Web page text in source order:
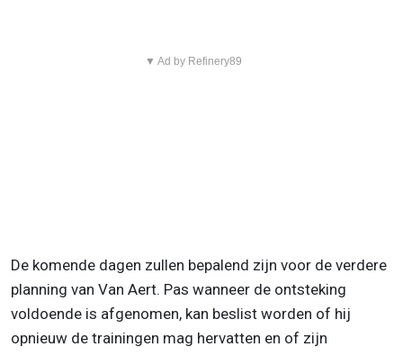
▼ Ad by Refinery89
De komende dagen zullen bepalend zijn voor de verdere
planning van Van Aert. Pas wanneer de ontsteking
voldoende is afgenomen, kan beslist worden of hij
opnieuw de trainingen mag hervatten en of zijn